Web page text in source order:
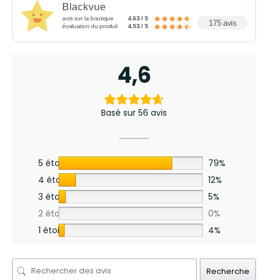
Blackvue
avis sur la boutique
4.63 / 5
évaluation du produit
4.53 / 5 175 avis
4,6
Basé sur 56 avis
5 étoiles
79%
4 étoiles
12%
3 étoiles
5%
2 étoiles
0%
1 étoile
4%
Recherche